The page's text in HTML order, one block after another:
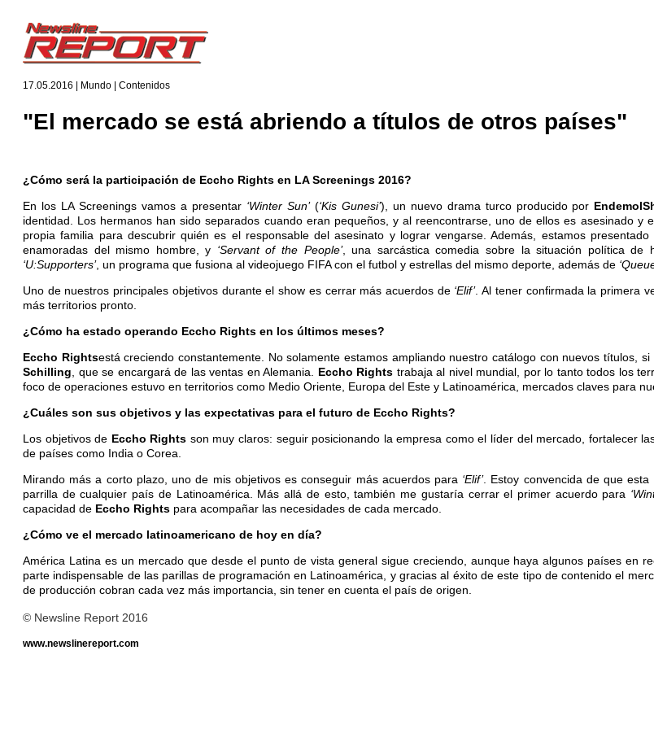
17.05.2016 | Mundo | Contenidos
"El mercado se está abriendo a títulos de otros países"
¿Cómo será la participación de Eccho Rights en LA Screenings 2016?
En los LA Screenings vamos a presentar ‘Winter Sun’(‘Kis Gunesi’), un nuevo drama turco producido por
identidad. Los hermanos han sido separados cuando eran pequeños, y al reencontrarse, uno de ellos es asesinado
propia familia para descubrir quién es el responsable del asesinato y lograr vengarse. Además, estamos presentado
enamoradas del mismo hombre, y ‘Servant of the People’, una sarcástica comedia sobre la situación política de
‘U:Supporters’, un programa que fusiona al videojuego FIFA con el futbol y estrellas del mismo deporte, además de
Uno de nuestros principales objetivos durante el show es cerrar más acuerdos de ‘Elif’. Al tener confirmada la primera
más territorios pronto.
¿Cómo ha estado operando Eccho Rights en los últimos meses?
Eccho Rightsestá creciendo constantemente. No solamente estamos ampliando nuestro catálogo con nuevos títulos,
Schilling , que se encargará de las ventas en Alemania. Eccho Rights trabaja al nivel mundial, por lo tanto todos los
foco de operaciones estuvo en territorios como Medio Oriente, Europa del Este y Latinoamérica, mercados claves para
¿Cuáles son sus objetivos y las expectativas para el futuro de Eccho Rights?
Los objetivos de Eccho Rights son muy claros: seguir posicionando la empresa como el líder del mercado, fortalecer
de países como India o Corea.
Mirando más a corto plazo, uno de mis objetivos es conseguir más acuerdos para ‘Elif’. Estoy convencida de que
parrilla de cualquier país de Latinoamérica. Más allá de esto, también me gustaría cerrar el primer acuerdo para
capacidad de Eccho Rights para acompañar las necesidades de cada mercado.
¿Cómo ve el mercado latinoamericano de hoy en día?
América Latina es un mercado que desde el punto de vista general sigue creciendo, aunque haya algunos países en
parte indispensable de las parillas de programación en Latinoamérica, y gracias al éxito de este tipo de contenido el
de producción cobran cada vez más importancia, sin tener en cuenta el país de origen.
© Newsline Report 2016
www.newslinereport.com